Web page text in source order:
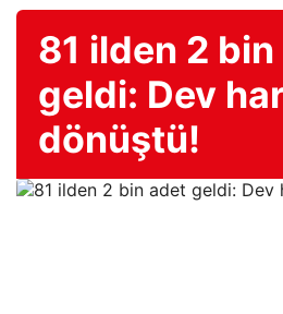
81 ilden 2
geldi: Dev
dönüştü!